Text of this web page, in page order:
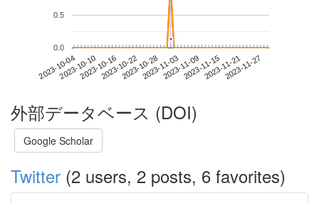
2023-10-042023-10-102023-10-162023-10-222023-10-282023-11-032023-11-092023-11-152023-11-212023-11-27
0.0
0.5
*
*
外部データベース (DOI)
Google Scholar
Twitter (2 users, 2 posts, 6 favorites)